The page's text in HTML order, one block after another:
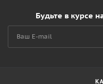
Будьте в курсе